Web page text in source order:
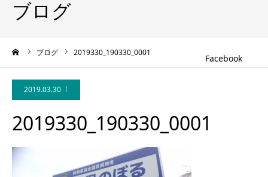
ブログ
ブログ 2019330_190330_0001
2019.03.30
2019330_190330_0001